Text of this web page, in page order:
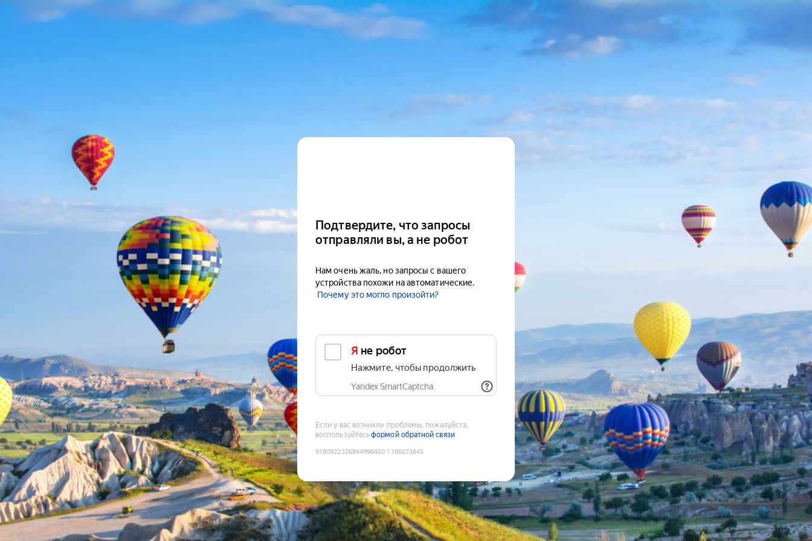
Подтвердите, что запросы
отправляли вы, а не робот
Нам очень жаль, но запросы с вашего
устройства похожи на автоматические.
Почему это могло произойти?
Я не робот
Нажмите, чтобы продолжить
Yandex SmartCaptcha
Если у вас возникли проблемы, пожалуйста,
воспользуйтесьформой обратной связи
9180922326944998450:1786073845